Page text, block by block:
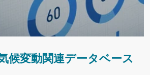
候変動関連データベース